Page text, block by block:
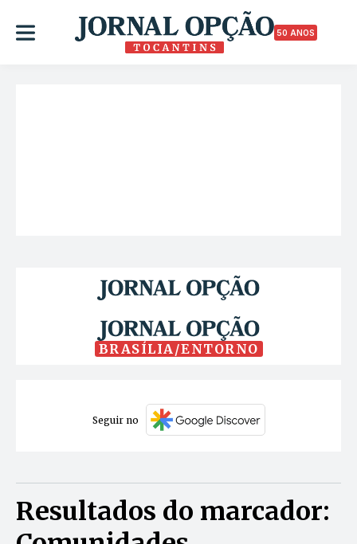
50 ANOS
BRASÍLIA/ENTORNO
Seguir no
Resultados do marcador: